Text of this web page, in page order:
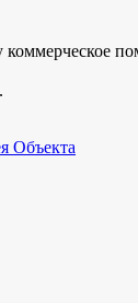
коммерческое
Объекта